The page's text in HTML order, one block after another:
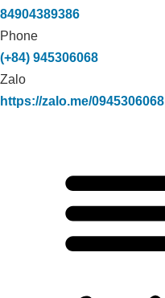
84904389386
Phone
(+84) 945306068
Zalo
https://zalo.me/0945306068